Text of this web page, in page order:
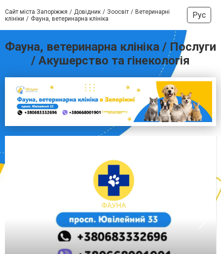
Сайт міста Запоріжжя Довідник Зоосвіт
Ветеринарні
клініки
Фауна, ветеринарна клініка Рус
Фауна, ветеринарна клініка / Послуги
/ Акушерство та гінекологія